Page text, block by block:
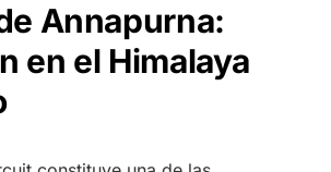
Annapurna:
en el Himalaya